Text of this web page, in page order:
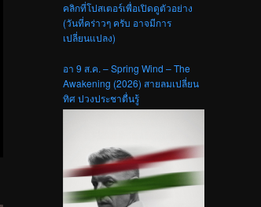
คลิกที่โปสเตอร์เพื่อเปิดดูตัวอย่าง
(วันที่คร่าวๆ ครับ อาจมีการ
เปลี่ยนแปลง)
อา 9 ส.ค. – Spring Wind – The
Awakening (2026) สายลมเปลี่ยน
ทิศ ปวงประชาตื่นรู้